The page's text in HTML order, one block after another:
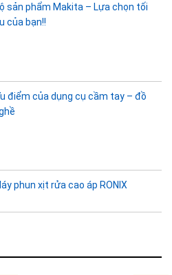
sản phẩm Makita – Lựa chọn tối
của bạn!!
điểm của dụng cụ cầm tay – đồ
phun xịt rửa cao áp RONIX